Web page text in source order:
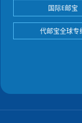
国际E邮宝
代邮宝全球专